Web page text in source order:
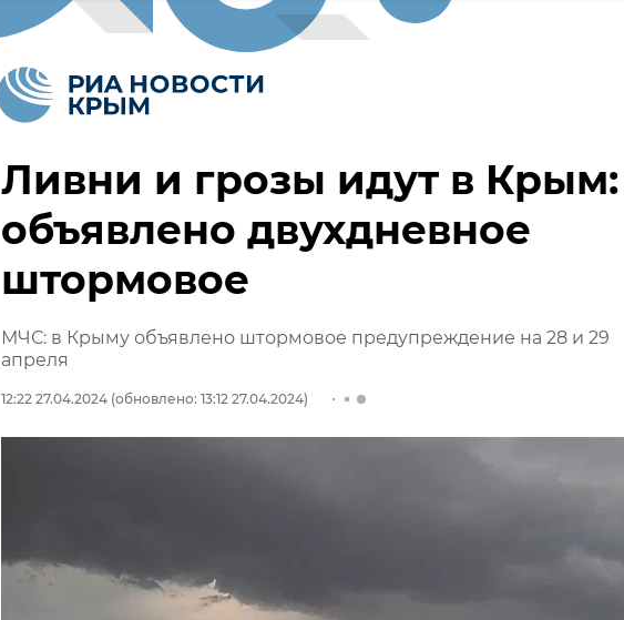
Ливни и грозы идут в Крым:
объявлено двухдневное
штормовое
МЧС: в Крыму объявлено штормовое предупреждение на 28 и 29
апреля
12:22 27.04.2024 (обновлено: 13:12 27.04.2024)